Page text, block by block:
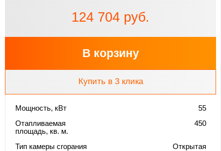
124 704 руб.
В корзину
Купить в 3 клика
Мощность, кВт
55
Отапливаемая
площадь, кв. м.
450
Тип камеры сгорания
Открытая